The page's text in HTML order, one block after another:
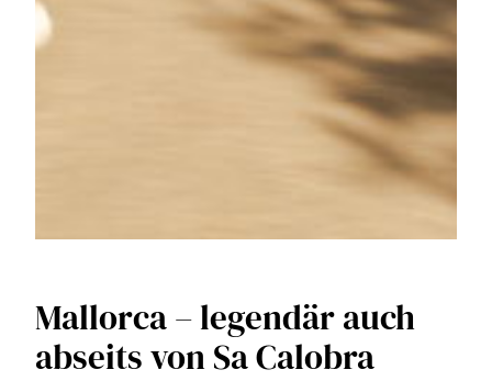
Mallorca – legendär auch
abseits von Sa Calobra